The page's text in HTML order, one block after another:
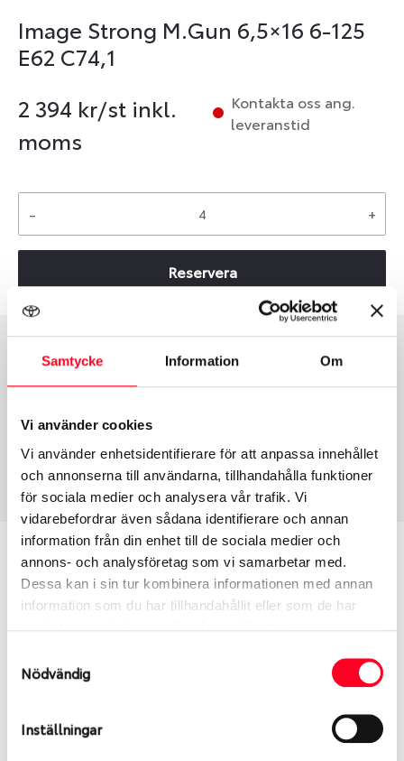
Samtycke Information Om
Vi använder cookies
Vi använder enhetsidentifierare för att anpassa innehållet
och annonserna till användarna, tillhandahålla funktioner
för sociala medier och analysera vår trafik. Vi
vidarebefordrar även sådana identifierare och annan
information från din enhet till de sociala medier och
annons- och analysföretag som vi samarbetar med.
Dessa kan i sin tur kombinera informationen med annan
information som du har tillhandahållit eller som de har
Nödvändig
Inställningar
Image Strong M.Gun 6,5×16 6-125
E62 C74,1
2 394 kr/st inkl.
moms
Kontakta oss ang.
leveranstid
- +
Reservera
Group
Fälg PV/C LM
Tum
16
62
Centre Diameter
125
Art nummer
8567
Passar denna fälg min bil?
Ange registreringsnummer för att se om den fälg
Ibland kan fälgen ha bytts ut under årens lopp och
inte vara samma dimension som bilen hade ut från